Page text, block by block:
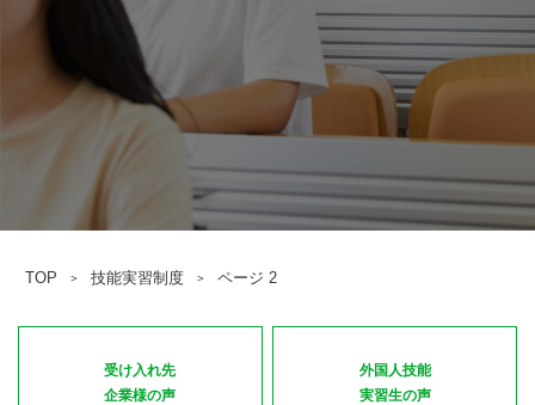
TOP ＞ 技能実習制度 ＞ ページ 2
受け入れ先
企業様の声
外国人技能
実習生の声